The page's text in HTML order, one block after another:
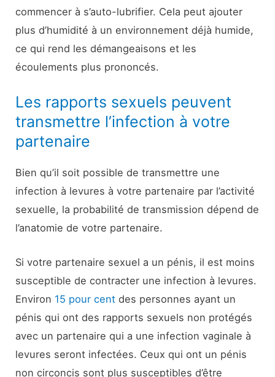
commencer à s’auto-lubrifier. Cela peut ajouter
plus d’humidité à un environnement déjà humide,
ce qui rend les démangeaisons et les
écoulements plus prononcés.
Les rapports sexuels peuvent
transmettre l’infection à votre
partenaire
Bien qu’il soit possible de transmettre une
infection à levures à votre partenaire par l’activité
sexuelle, la probabilité de transmission dépend de
l’anatomie de votre partenaire.
Si votre partenaire sexuel a un pénis, il est moins
susceptible de contracter une infection à levures.
Environ 15 pour cent des personnes ayant un
pénis qui ont des rapports sexuels non protégés
avec un partenaire qui a une infection vaginale à
levures seront infectées. Ceux qui ont un pénis
non circoncis sont plus susceptibles d’être